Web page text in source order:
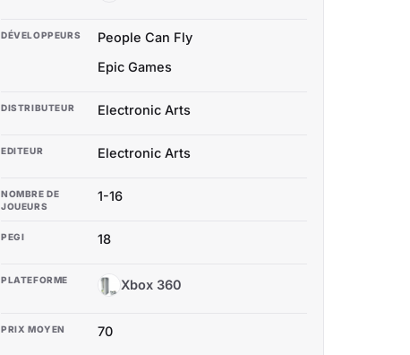
DÉVELOPPEURS
People Can Fly
Epic Games
DISTRIBUTEUR Electronic Arts
EDITEUR Electronic Arts
NOMBRE DE
JOUEURS
1-16
PEGI 18
PLATEFORME Xbox 360
PRIX MOYEN 70